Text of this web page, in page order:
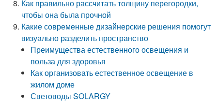
Как правильно рассчитать толщину перегородки,
чтобы она была прочной
Какие современные дизайнерские решения помогут
визуально разделить пространство
Преимущества естественного освещения и
польза для здоровья
Как организовать естественное освещение в
жилом доме
Световоды SOLARGY